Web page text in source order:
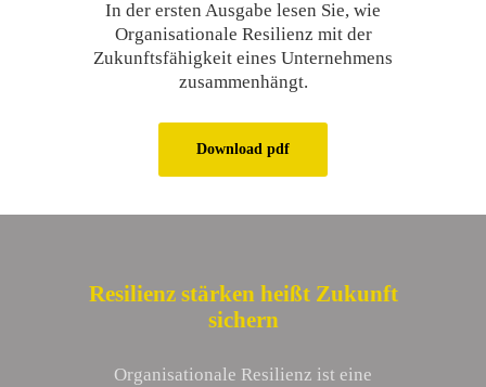
In der ersten Ausgabe lesen Sie, wie
Organisationale Resilienz mit der
Zukunftsfähigkeit eines Unternehmens
zusammenhängt.
Download pdf
Resilienz stärken heißt Zukunft
sichern
Organisationale Resilienz ist eine